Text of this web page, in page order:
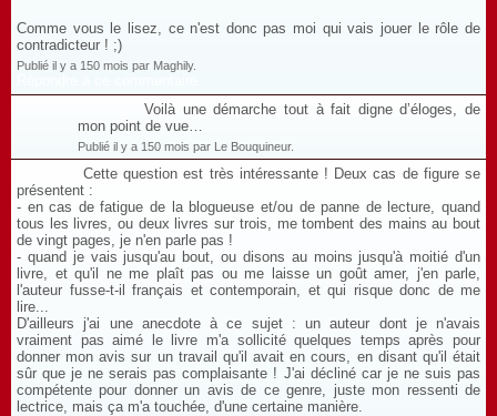
Comme vous le lisez, ce n'est donc pas moi qui vais jouer le rôle de
contradicteur ! ;)
Publié il y a 150 mois par Maghily.
Voilà une démarche tout à fait digne d’éloges, de
mon point de vue…
Publié il y a 150 mois par Le Bouquineur.
Cette question est très intéressante ! Deux cas de figure se
présentent :
- en cas de fatigue de la blogueuse et/ou de panne de lecture, quand
tous les livres, ou deux livres sur trois, me tombent des mains au bout
de vingt pages, je n'en parle pas !
- quand je vais jusqu'au bout, ou disons au moins jusqu'à moitié d'un
livre, et qu'il ne me plaît pas ou me laisse un goût amer, j'en parle,
l'auteur fusse-t-il français et contemporain, et qui risque donc de me
lire...
D'ailleurs j'ai une anecdote à ce sujet : un auteur dont je n'avais
vraiment pas aimé le livre m'a sollicité quelques temps après pour
donner mon avis sur un travail qu'il avait en cours, en disant qu'il était
sûr que je ne serais pas complaisante ! J'ai décliné car je ne suis pas
compétente pour donner un avis de ce genre, juste mon ressenti de
lectrice, mais ça m'a touchée, d'une certaine manière.